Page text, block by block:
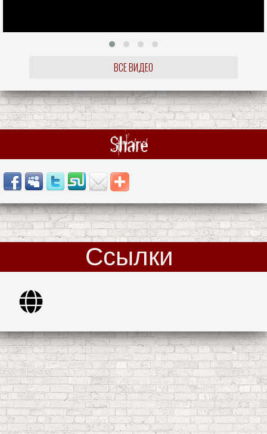
ВСЕ ВИДЕО
Share
Ссылки